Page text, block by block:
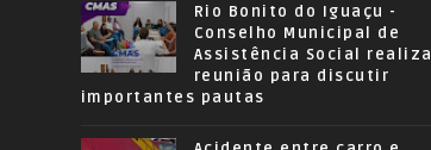
Rio Bonito do Iguaçu -
Conselho Municipal de
Assistência Social realiza
reunião para discutir
importantes pautas